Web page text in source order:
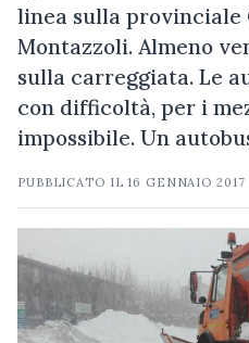
linea sulla provinciale
Montazzoli. Almeno
sulla carreggiata. Le
con difficoltà, per i
impossibile. Un
PUBBLICATO IL16 GENNAIO 2017